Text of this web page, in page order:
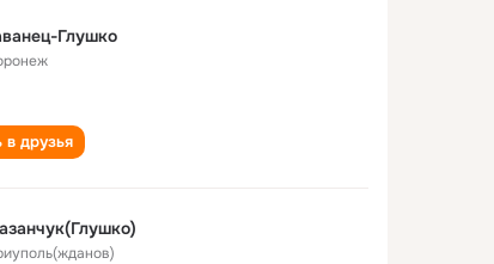
Глушко
в друзья